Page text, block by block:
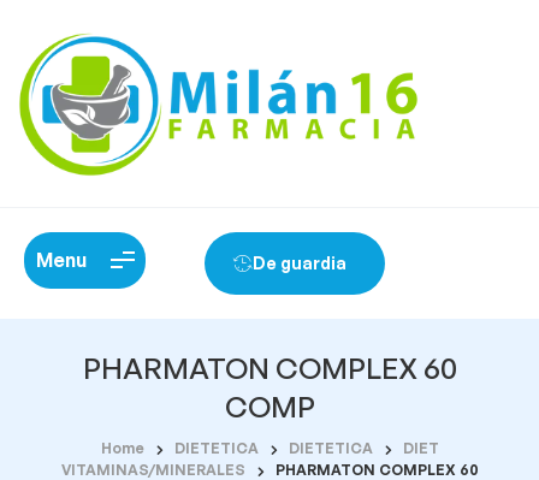
Menu De guardia
PHARMATON COMPLEX 60
COMP
Home DIETETICA DIETETICA
DIET
VITAMINAS/MINERALES
PHARMATON COMPLEX 60